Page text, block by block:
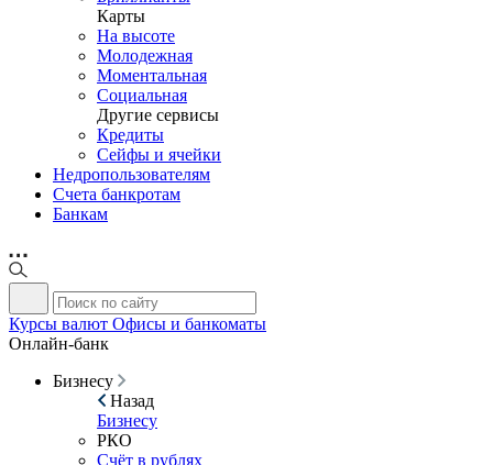
Карты
На высоте
Молодежная
Моментальная
Социальная
Другие сервисы
Кредиты
Сейфы и ячейки
Недропользователям
Счета банкротам
Банкам
Курсы валют Офисы и банкоматы
Онлайн-банк
Бизнесу
Назад
Бизнесу
РКО
Счёт в рублях